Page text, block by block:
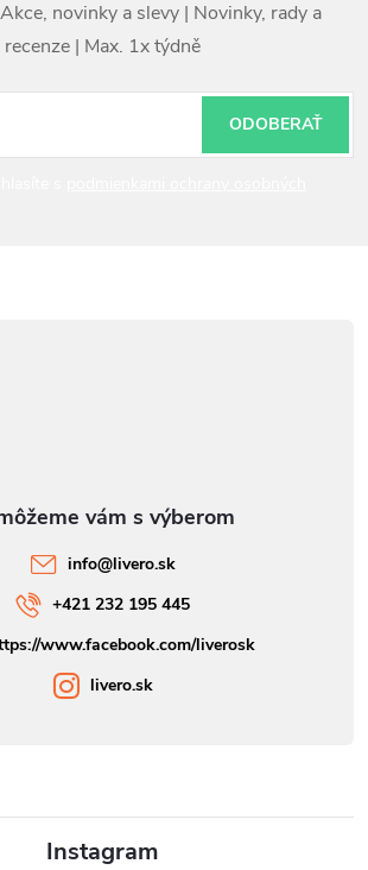
ODOBERAŤ
Instagram
info@livero.sk
+421 232 195 445
www.facebook.com/liverosk
livero.sk